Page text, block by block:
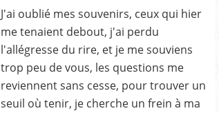
J'ai oublié mes souvenirs, ceux qui hier
me tenaient debout, j'ai perdu
l'allégresse du rire, et je me souviens
trop peu de vous, les questions me
reviennent sans cesse, pour trouver un
seuil où tenir, je cherche un frein à ma